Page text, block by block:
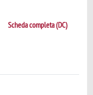
Scheda completa (DC)